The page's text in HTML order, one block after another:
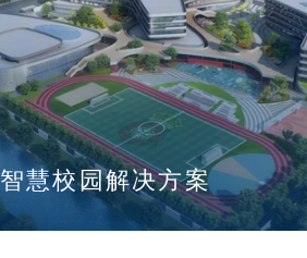
智慧校园解决方案